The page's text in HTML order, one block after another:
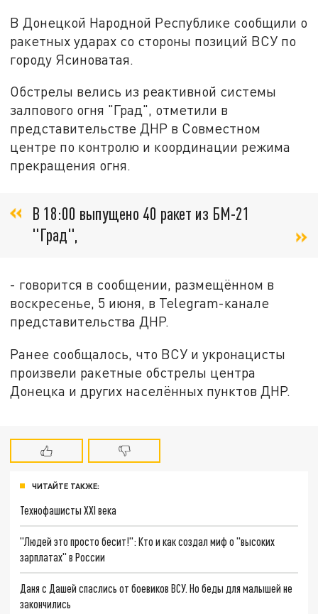
В Донецкой Народной Республике сообщили о
ракетных ударах со стороны позиций ВСУ по
городу Ясиноватая.
Обстрелы велись из реактивной системы
залпового огня "Град", отметили в
представительстве ДНР в Совместном
центре по контролю и координации режима
прекращения огня.
В 18:00 выпущено 40 ракет из БМ-21
"Град",
- говорится в сообщении, размещённом в
воскресенье, 5 июня, в Telegram-канале
представительства ДНР.
Ранее сообщалось, что ВСУ и укронацисты
произвели ракетные обстрелы центра
Донецка и других населённых пунктов ДНР.
ЧИТАЙТЕ ТАКЖЕ:
Технофашисты XXI века
"Людей это просто бесит!": Кто и как создал миф о "высоких
зарплатах" в России
Даня с Дашей спаслись от боевиков ВСУ. Но беды для малышей не
закончились